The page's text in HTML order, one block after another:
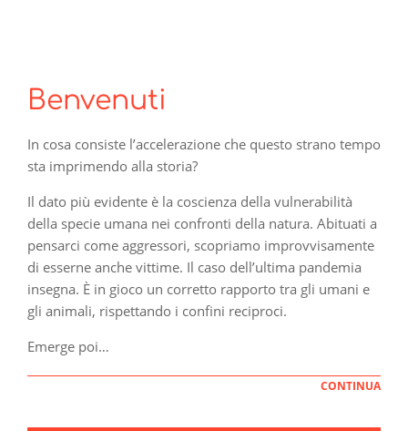
Benvenuti
In cosa consiste l’accelerazione che questo strano tempo
sta imprimendo alla storia?
Il dato più evidente è la coscienza della vulnerabilità
della specie umana nei confronti della natura. Abituati a
pensarci come aggressori, scopriamo improvvisamente
di esserne anche vittime. Il caso dell’ultima pandemia
insegna. È in gioco un corretto rapporto tra gli umani e
gli animali, rispettando i confini reciproci.
Emerge poi…
CONTINUA